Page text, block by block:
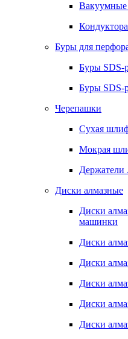
Вакуумные
Буры для
Буры SDS-
Буры SDS-
Черепашки
Сухая
Мокрая
Диски алмазные
Диски
машинки
Диски
Диски
Диски
Диски
Диски